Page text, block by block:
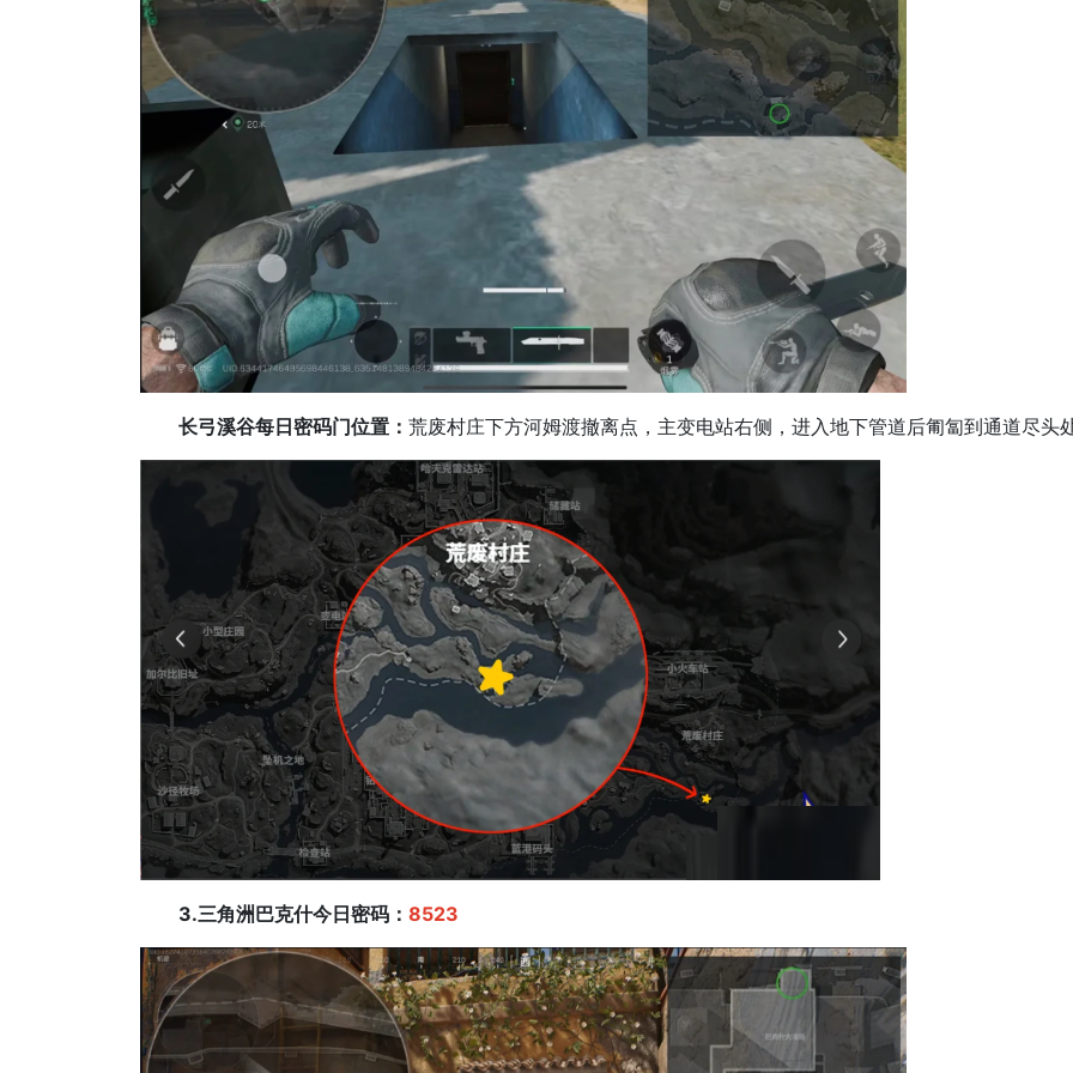
长弓溪谷每日密码门位置： 荒废村庄下方河姆渡撤离点，主变电站右侧，进入地下管道后匍匐到通道尽头
3.三角洲巴克什今日密码： 8523